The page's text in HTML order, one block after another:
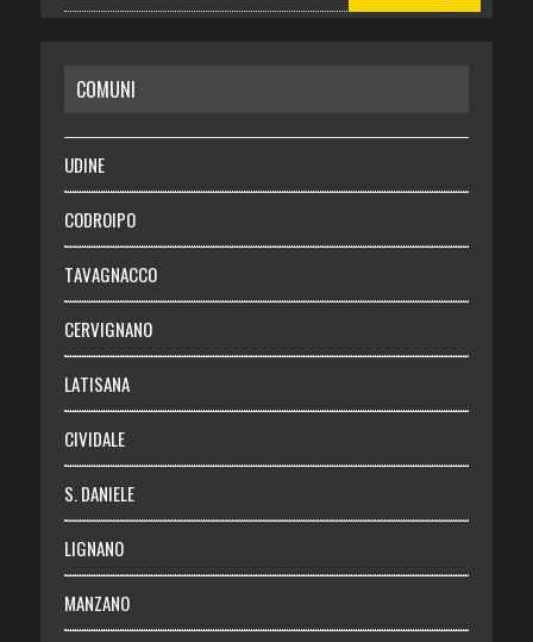
RISPARMIO
SALUTE
Necrologie
Chi siamo
Abbonati
Login
COMUNI
UDINE
CODROIPO
TAVAGNACCO
CERVIGNANO
LATISANA
CIVIDALE
S. DANIELE
LIGNANO
MANZANO